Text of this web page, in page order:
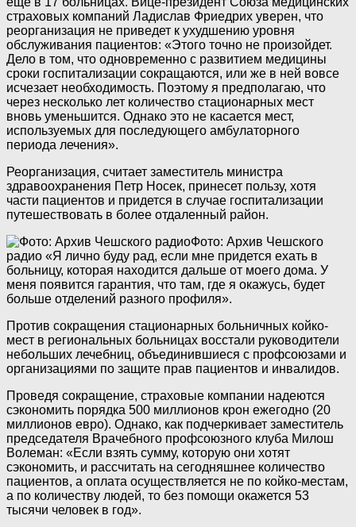
страховых компаний Ладислав Фриедрих уверен, что
реорганизация не приведет к ухудшению уровня
обслуживания пациентов: «Этого точно не произойдет.
Дело в том, что одновременно с развитием медицины
сроки госпитализации сокращаются, или же в ней вовсе
исчезает необходимость. Поэтому я предполагаю, что
через несколько лет количество стационарных мест
вновь уменьшится. Однако это не касается мест,
используемых для последующего амбулаторного
периода лечения».
Реорганизация, считает заместитель министра
здравоохранения Петр Носек, принесет пользу, хотя
части пациентов и придется в случае госпитализации
путешествовать в более отдаленный район.
Фото: Архив Чешского
радио «Я лично буду рад, если мне придется ехать в
больницу, которая находится дальше от моего дома. У
меня появится гарантия, что там, где я окажусь, будет
больше отделений разного профиля».
Против сокращения стационарных больничных койко-
мест в региональных больницах восстали руководители
небольших лечебниц, объединившиеся с профсоюзами и
организациями по защите прав пациентов и инвалидов.
Проведя сокращение, страховые компании надеются
сэкономить порядка 500 миллионов крон ежегодно (20
миллионов евро). Однако, как подчеркивает заместитель
председателя Врачебного профсоюзного клуба Милош
Волеман: «Если взять сумму, которую они хотят
сэкономить, и рассчитать на сегодняшнее количество
пациентов, а оплата осуществляется не по койко-местам,
а по количеству людей, то без помощи окажется 53
тысячи человек в год».